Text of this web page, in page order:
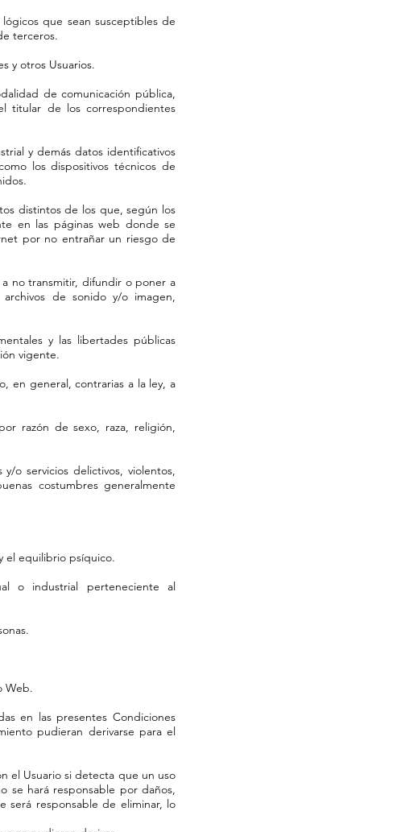
que sean susceptibles de
terceros.
y otros Usuarios.
de comunicación pública,
titular de los correspondientes
y demás datos identificativos
los dispositivos técnicos de
distintos de los que, según los
en las páginas web donde se
por no entrañar un riesgo de
no transmitir, difundir o poner a
de sonido y/o imagen,
y las libertades públicas
vigente.
en general, contrarias a la ley, a
razón de sexo, raza, religión,
o servicios delictivos, violentos,
costumbres generalmente
el equilibrio psíquico.
o industrial perteneciente al
Web.
en las presentes Condiciones
pudieran derivarse para el
el Usuario si detecta que un uso
se hará responsable por daños,
será responsable de eliminar, lo